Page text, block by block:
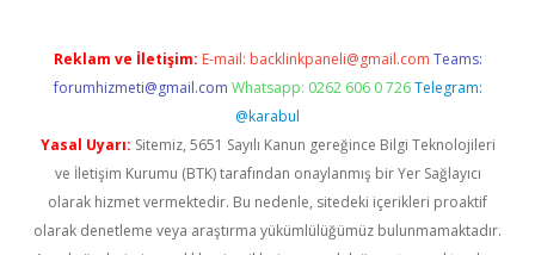
Reklam ve İletişim: E-mail: backlinkpaneli@gmail.com Teams:
forumhizmeti@gmail.com Whatsapp: 0262 606 0 726 Telegram:
@karabul
Yasal Uyarı: Sitemiz, 5651 Sayılı Kanun gereğince Bilgi Teknolojileri
ve İletişim Kurumu (BTK) tarafından onaylanmış bir Yer Sağlayıcı
olarak hizmet vermektedir. Bu nedenle, sitedeki içerikleri proaktif
olarak denetleme veya araştırma yükümlülüğümüz bulunmamaktadır.